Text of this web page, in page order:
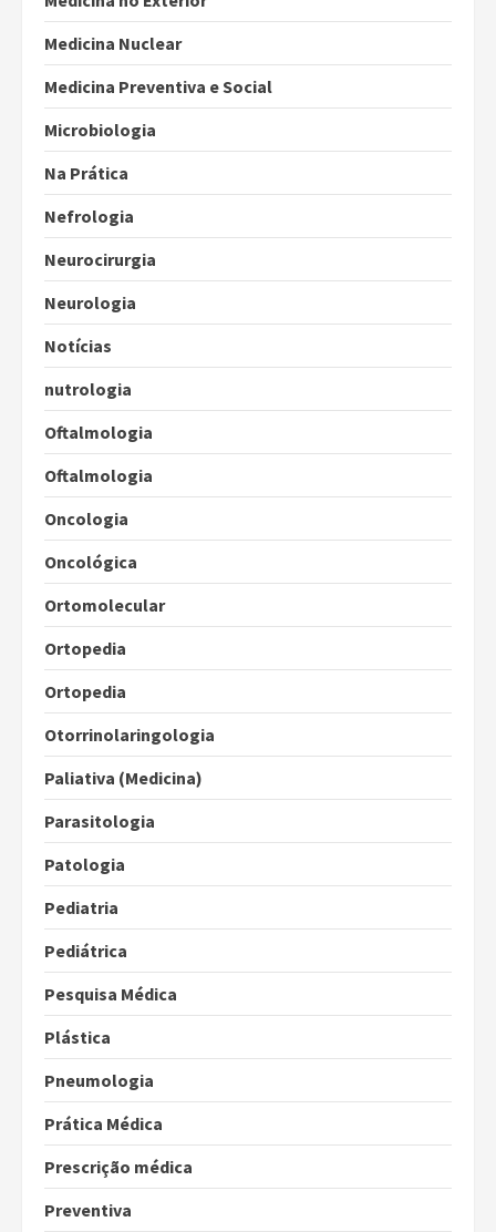
Medicina Nuclear
Medicina Preventiva e Social
Microbiologia
Na Prática
Nefrologia
Neurocirurgia
Neurologia
Notícias
nutrologia
Oftalmologia
Oftalmologia
Oncologia
Oncológica
Ortomolecular
Ortopedia
Ortopedia
Otorrinolaringologia
Paliativa (Medicina)
Parasitologia
Patologia
Pediatria
Pediátrica
Pesquisa Médica
Plástica
Pneumologia
Prática Médica
Prescrição médica
Preventiva